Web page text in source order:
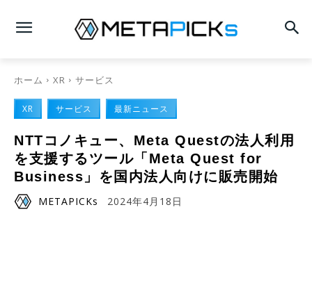
ホーム XR サービス
XR サービス 最新ニュース
NTTコノキュー、Meta Questの法人利用
を支援するツール「Meta Quest for
Business」を国内法人向けに販売開始
METAPICKs 2024年4月18日